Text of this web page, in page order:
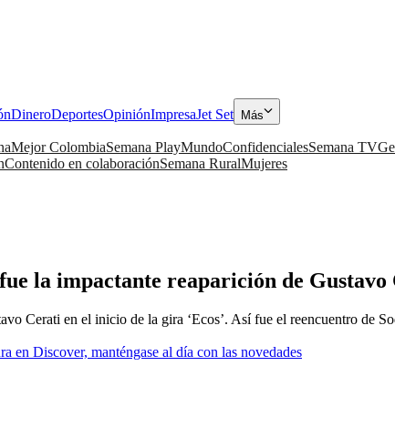
DineroDeportesOpiniónImpresaJet Set Más
Mejor ColombiaSemana PlayMundoConfidencialesSemana TV
Contenido en colaboraciónSemana RuralMujeres
la impactante reaparición de Gustavo
Cerati en el inicio de la gira ‘Ecos’. Así fue el reencuentro de
en Discover, manténgase al día con las novedades